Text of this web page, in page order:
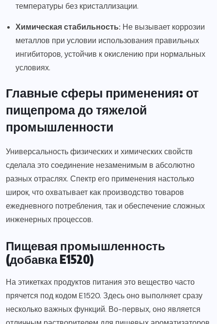
температуры без кристаллизации.
Химическая стабильность: Не вызывает коррозии
металлов при условии использования правильных
ингибиторов, устойчив к окислению при нормальных
условиях.
Главные сферы применения: от
пищепрома до тяжелой
промышленности
Универсальность физических и химических свойств
сделала это соединение незаменимым в абсолютно
разных отраслях. Спектр его применения настолько
широк, что охватывает как производство товаров
ежедневного потребления, так и обеспечение сложных
инженерных процессов.
Пищевая промышленность
(добавка E1520)
На этикетках продуктов питания это вещество часто
прячется под кодом E1520. Здесь оно выполняет сразу
несколько важных функций. Во-первых, оно является